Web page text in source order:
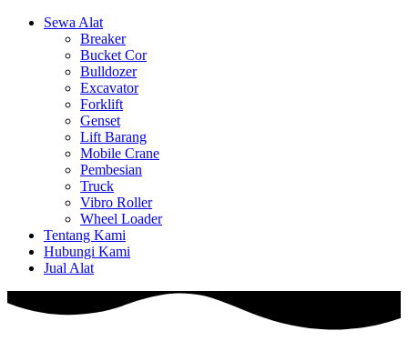
Sewa Alat
Breaker
Bucket Cor
Bulldozer
Excavator
Forklift
Genset
Lift Barang
Mobile Crane
Pembesian
Truck
Vibro Roller
Wheel Loader
Tentang Kami
Hubungi Kami
Jual Alat